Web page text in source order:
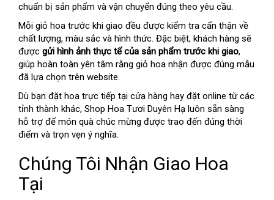
chuẩn bị sản phẩm và vận chuyển đúng theo yêu cầu.
Mỗi giỏ hoa trước khi giao đều được kiểm tra cẩn thận về
chất lượng, màu sắc và hình thức. Đặc biệt, khách hàng sẽ
được gửi hình ảnh thực tế của sản phẩm trước khi giao,
giúp hoàn toàn yên tâm rằng giỏ hoa nhận được đúng mẫu
đã lựa chọn trên website.
Dù bạn đặt hoa trực tiếp tại cửa hàng hay đặt online từ các
tỉnh thành khác, Shop Hoa Tươi Duyên Hạ luôn sẵn sàng
hỗ trợ để món quà chúc mừng được trao đến đúng thời
điểm và trọn vẹn ý nghĩa.
Chúng Tôi Nhận Giao Hoa
Tại